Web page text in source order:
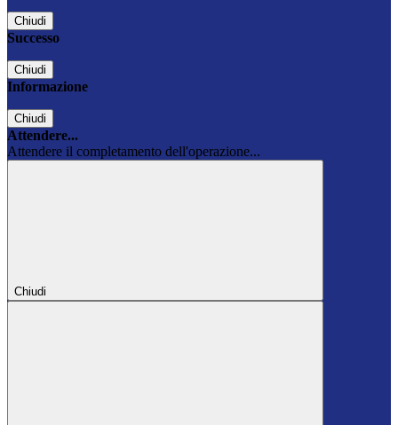
Chiudi
Successo
Chiudi
Informazione
Chiudi
Attendere...
Attendere il completamento dell'operazione...
Chiudi